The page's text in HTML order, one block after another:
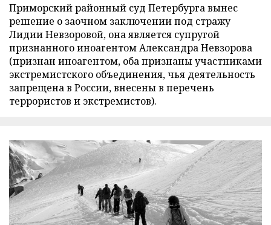
Приморский районный суд Петербурга вынес
решение о заочном заключении под стражу
Лидии Невзоровой, она является супругой
признанного иноагентом Александра Невзорова
(признан иноагентом, оба признаны участниками
экстремистского объединения, чья деятельность
запрещена в России, внесены в перечень
террористов и экстремистов).